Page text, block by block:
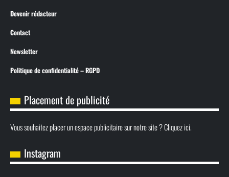
Devenir rédacteur
Contact
Newsletter
Politique de confidentialité – RGPD
Placement de publicité
Vous souhaitez placer un espace publicitaire sur notre site ? Cliquez ici.
Instagram